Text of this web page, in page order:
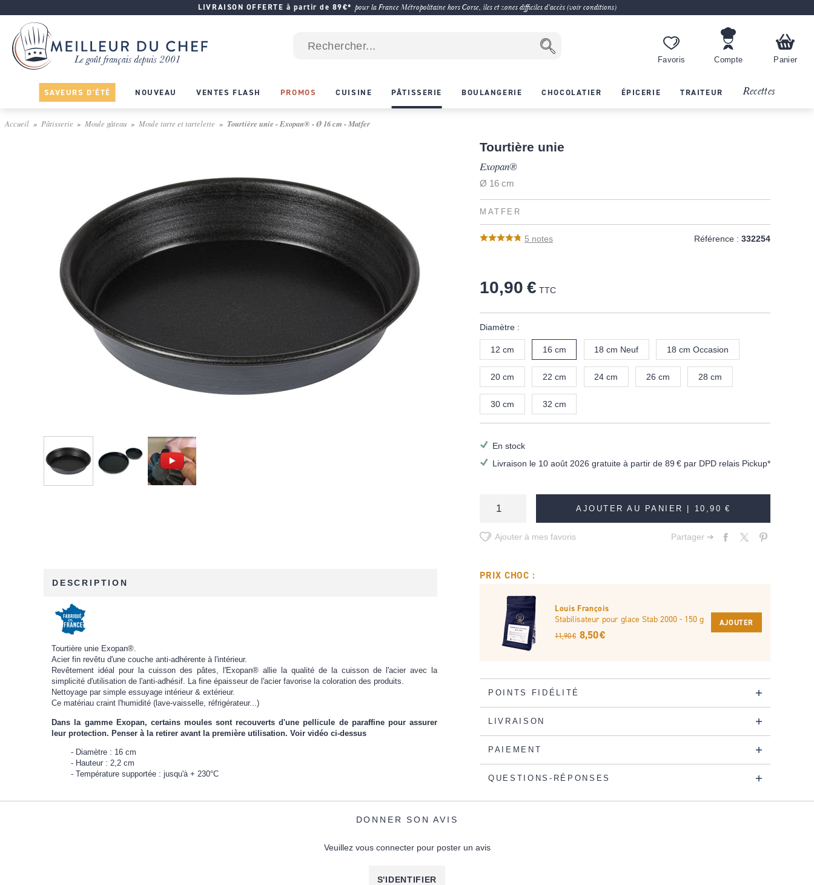
LIVRAISON OFFERTE à partir de 89€* pour la France Métropolitaine hors Corse, îles et zones difficiles d'accès (voir conditions)
Favoris Compte Panier
SAVEURS D'ÉTÉ NOUVEAU VENTES FLASH PROMOS CUISINE PÂTISSERIE BOULANGERIE CHOCOLATIER ÉPICERIE TRAITEUR Recettes
Accueil Pâtisserie Moule gâteau Moule tarte et tartelette Tourtière unie - Exopan® - Ø 16 cm - Matfer
Tourtière unie
Exopan®
Ø 16 cm
MATFER
5 notes Référence : 332254
10,90 € TTC
Diamètre :
12 cm 16 cm 18 cm Neuf 18 cm Occasion
20 cm 22 cm 24 cm 26 cm 28 cm
30 cm 32 cm
En stock
Livraison le 10 août 2026 gratuite à partir de 89 € par DPD relais Pickup*
AJOUTER AU PANIER | 10,90 €
Ajouter à mes favoris Partager ➔
DESCRIPTION
Tourtière unie Exopan®.
Acier fin revêtu d'une couche anti-adhérente à l'intérieur.
Revêtement idéal pour la cuisson des pâtes, l'Exopan® allie la qualité de la cuisson de l'acier avec la
simplicité d'utilisation de l'anti-adhésif. La fine épaisseur de l'acier favorise la coloration des produits.
Nettoyage par simple essuyage intérieur & extérieur.
Ce matériau craint l'humidité (lave-vaisselle, réfrigérateur...)
Dans la gamme Exopan, certains moules sont recouverts d'une pellicule de paraffine pour assurer
leur protection. Penser à la retirer avant la première utilisation. Voir vidéo ci-dessus
Diamètre : 16 cm
Hauteur : 2,2 cm
Température supportée : jusqu'à + 230°C
PRIX CHOC :
Louis François
Stabilisateur pour glace Stab 2000 - 150 g
11,90 € 8,50 €
AJOUTER
POINTS FIDÉLITÉ
LIVRAISON
PAIEMENT
QUESTIONS-RÉPONSES
DONNER SON AVIS
Veuillez vous connecter pour poster un avis
S'IDENTIFIER